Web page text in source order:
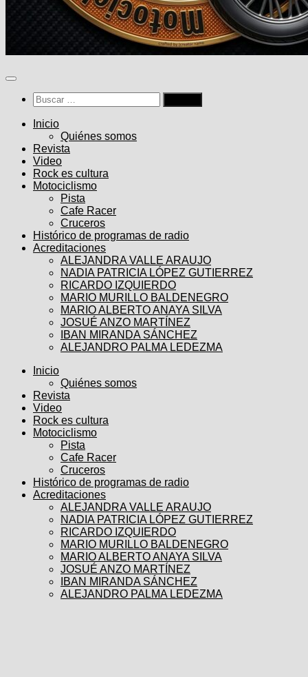
Buscar:
Inicio
Quiénes somos
Revista
Video
Rock es cultura
Motociclismo
Pista
Cafe Racer
Cruceros
Histórico de programas de radio
Acreditaciones
ALEJANDRA VALLE ARAUJO
NADIA PATRICIA LÓPEZ GUTIERREZ
RICARDO IZQUIERDO
MARIO MURILLO BALDENEGRO
MARIO ALBERTO ANAYA SILVA
JOSUÉ ANZO MARTÍNEZ
IBAN MIRANDA SÁNCHEZ
ALEJANDRO PALMA LEDEZMA
Inicio
Quiénes somos
Revista
Video
Rock es cultura
Motociclismo
Pista
Cafe Racer
Cruceros
Histórico de programas de radio
Acreditaciones
ALEJANDRA VALLE ARAUJO
NADIA PATRICIA LÓPEZ GUTIERREZ
RICARDO IZQUIERDO
MARIO MURILLO BALDENEGRO
MARIO ALBERTO ANAYA SILVA
JOSUÉ ANZO MARTÍNEZ
IBAN MIRANDA SÁNCHEZ
ALEJANDRO PALMA LEDEZMA